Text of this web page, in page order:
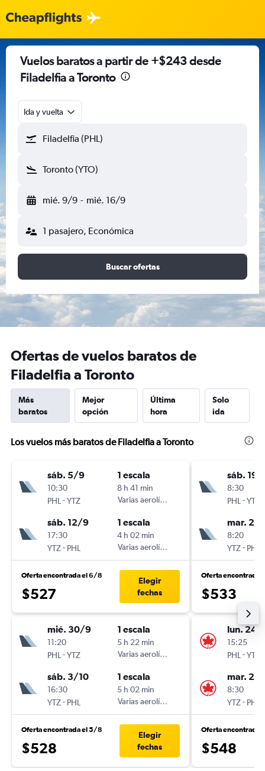
Vuelos baratos a partir de +$243 desde
Filadelfia a Toronto
Ida y vuelta
Filadelfia (PHL)
Toronto (YTO)
mié. 9/9 - mié. 16/9
1 pasajero, Económica
Buscar ofertas
Ofertas de vuelos baratos de
Filadelfia a Toronto
Más
baratos
Mejor
opción
Última
hora
Solo
ida
Los vuelos más baratos de Filadelfia a Toronto
sáb. 5/9
10:30
PHL -YTZ
1 escala
8 h 41 min
Varias aerolíneas
sáb. 12/9
17:30
YTZ- PHL
1 escala
4 h 02 min
Varias aerolíneas
Oferta encontrada el 6/8
$527
Elegir
fechas
mié. 30/9
11:20
PHL -YTZ
1 escala
5 h 22 min
Varias aerolíneas
sáb. 3/10
16:30
YTZ- PHL
1 escala
5 h 02 min
Varias aerolíneas
Oferta encontrada el 5/8
$528
Elegir
fechas
sáb. 19/
8:30
PHL -YTZ
mar.
8:20
YTZ- PHL
Oferta encontrada
$533
lun. 24/
15:25
PHL -YTZ
mar.
8:30
YTZ- PHL
Oferta encontrada
$548